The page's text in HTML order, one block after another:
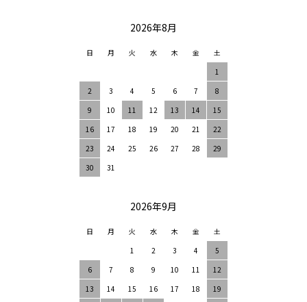
2026年8月
日 月 火 水 木 金
土
1
2
3 4 5 6 7
8
9
10 11 12 13 14
15
16
17 18 19 20 21
22
23
24 25 26 27 28
29
30
31
2026年9月
日 月 火 水 木 金
土
1
2 3 4
5
6
7 8 9 10 11
12
13
14 15 16 17 18
19